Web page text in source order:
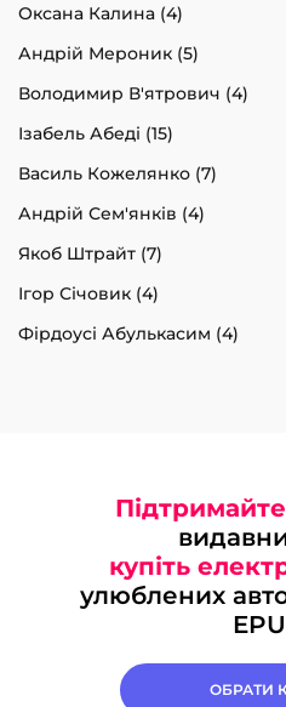
Оксана Калина (4)
Андрій Мероник (5)
Володимир В'ятрович (4)
Ізабель Абеді (15)
Василь Кожелянко (7)
Андрій Сем'янків (4)
Якоб Штрайт (7)
Ігор Січовик (4)
Фірдоусі Абулькасим (4)
Підтримайте
купіть
улюблених
ОБРАТИ